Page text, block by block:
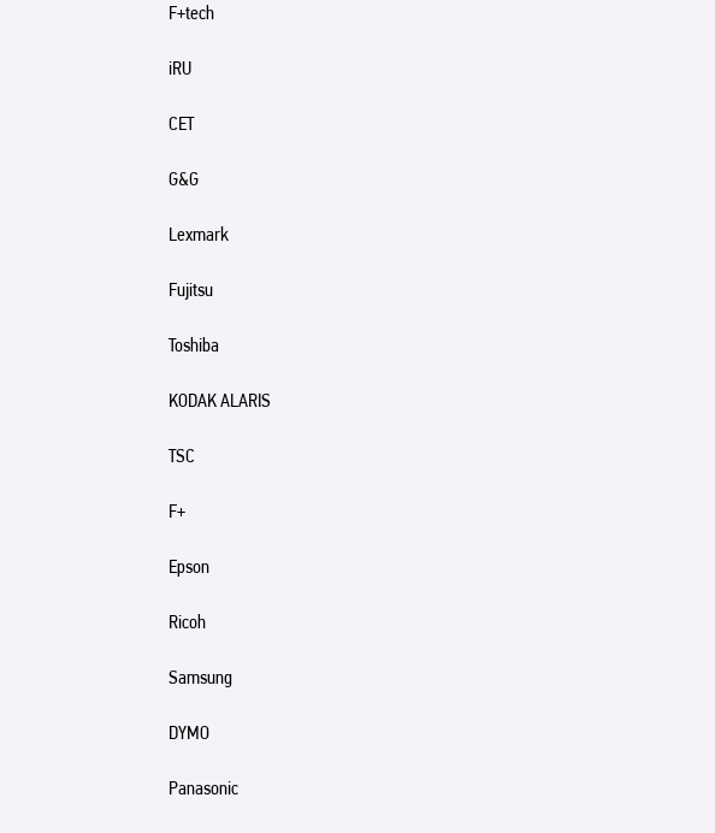
F+tech
iRU
CET
G&G
Lexmark
Fujitsu
Toshiba
KODAK ALARIS
TSC
F+
Epson
Ricoh
Samsung
DYMO
Panasonic